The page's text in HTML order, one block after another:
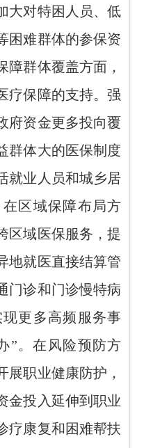
大对特困人员、低
困难群体的参保资
障群体覆盖方面，
疗保障的支持。强
府资金更多投向覆
群体大的医保制度
就业人员和城乡居
区域保障布局方
区域医保服务，提
地就医直接结算管
门诊和门诊慢特病
更多高频服务事
”。在风险预防方
展职业健康防护，
金投入延伸到职业
疗康复和困难帮扶